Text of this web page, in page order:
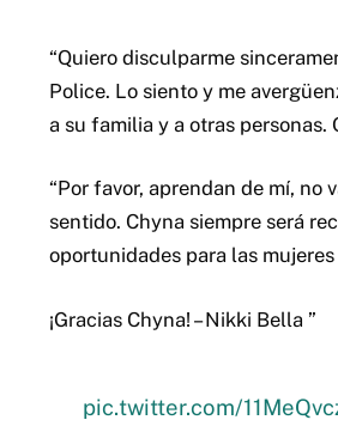
“Quiero disculparme
Police. Lo siento y me
a su familia y a otras personas.
“Por favor, aprendan de mí, no
sentido. Chyna siempre será
oportunidades para las
¡Gracias Chyna! – Nikki Bella ”
pic.twitter.com/